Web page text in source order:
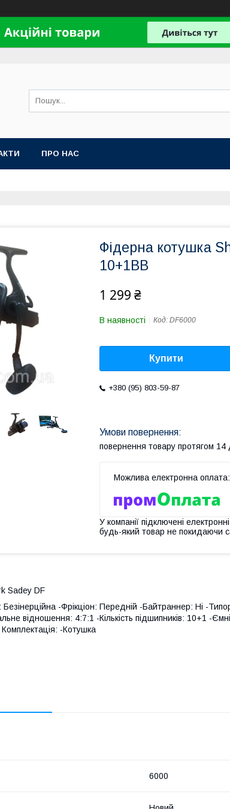
ПРО НАС
Фідерна котушка
10+1ВВ
1 299 ₴
В наявності Код: DF6000
Купити
+380 (95) 803-59-87
повернення товару протягом 14
У компанії підключені
будь-який товар не покидаючи
Sadey DF
-Фрікціон: Передній -Байтраннер: Ні -
відношення: 4:7:1 -Кількість підшипників: 10+1 -
-Котушка
6000